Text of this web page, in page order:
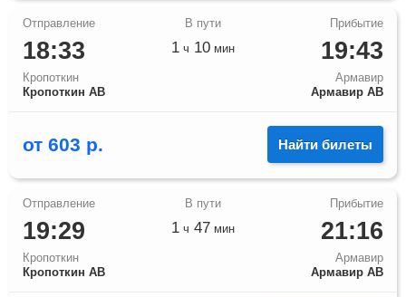
18:33
Кропоткин
Кропоткин АВ
19:43
Армавир
Армавир АВ
1 ч 10 мин
от 603 р. Найти билеты
19:29
Кропоткин
Кропоткин АВ
21:16
Армавир
Армавир АВ
1 ч 47 мин